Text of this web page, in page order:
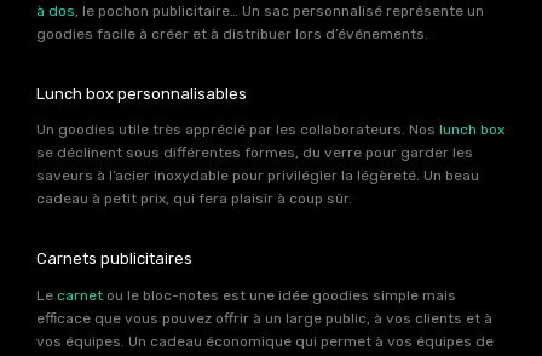
à dos , le pochon publicitaire… Un sac personnalisé représente un
goodies facile à créer et à distribuer lors d’événements.
Lunch box personnalisables
Un goodies utile très apprécié par les collaborateurs. Nos lunch box
se déclinent sous différentes formes, du verre pour garder les
saveurs à l’acier inoxydable pour privilégier la légèreté. Un beau
cadeau à petit prix, qui fera plaisir à coup sûr.
Carnets publicitaires
Le carnet ou le bloc-notes est une idée goodies simple mais
efficace que vous pouvez offrir à un large public, à vos clients et à
vos équipes. Un cadeau économique qui permet à vos équipes de